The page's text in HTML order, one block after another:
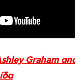
Graham